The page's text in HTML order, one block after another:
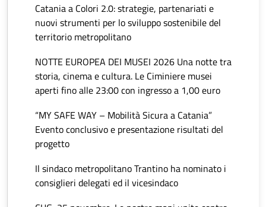
Catania a Colori 2.0: strategie, partenariati e
nuovi strumenti per lo sviluppo sostenibile del
territorio metropolitano
NOTTE EUROPEA DEI MUSEI 2026 Una notte tra
storia, cinema e cultura. Le Ciminiere musei
aperti fino alle 23:00 con ingresso a 1,00 euro
“MY SAFE WAY – Mobilità Sicura a Catania”
Evento conclusivo e presentazione risultati del
progetto
Il sindaco metropolitano Trantino ha nominato i
consiglieri delegati ed il vicesindaco